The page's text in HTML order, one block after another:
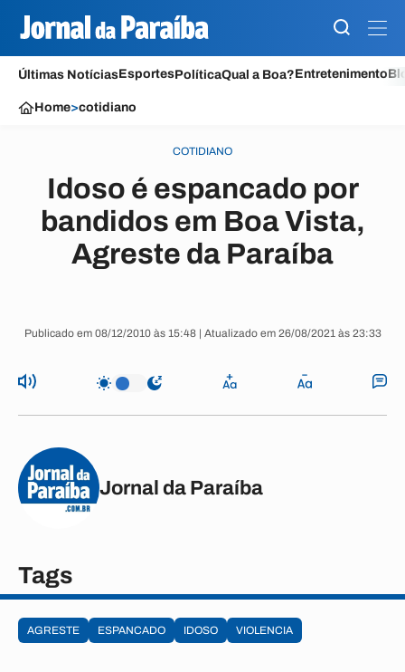
Últimas NotíciasEsportesPolíticaQual a Boa?Entretenimento
Home>cotidiano
COTIDIANO
Idoso é espancado por
bandidos em Boa Vista,
Agreste da Paraíba
Publicado em 08/12/2010 às 15:48 | Atualizado em 26/08/2021 às 23:33
Jornal da Paraíba
Tags
AGRESTE ESPANCADO IDOSO VIOLENCIA